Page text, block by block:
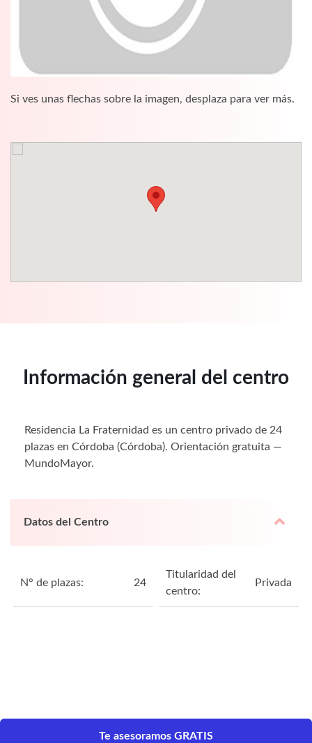
Si ves unas flechas sobre la imagen, desplaza para ver más.
Información general del centro
Residencia La Fraternidad es un centro privado de 24
plazas en Córdoba (Córdoba). Orientación gratuita —
MundoMayor.
Datos del Centro
N° de plazas: 24
Titularidad del
centro:
Privada
Te asesoramos GRATIS